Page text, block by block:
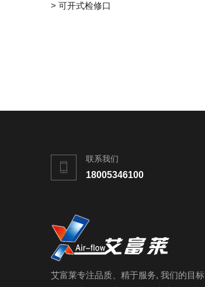
> 可开式检修口
联系我们
18005346100
艾富莱专注品质、精于服务, 我们的目标